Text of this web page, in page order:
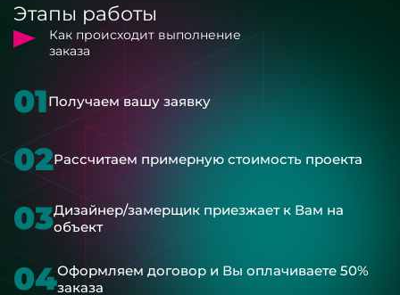
Этапы работы
Как происходит выполнение
заказа
01Получаем вашу заявку
02Рассчитаем примерную стоимость проекта
03Дизайнер/замерщик приезжает к Вам на
объект
04Оформляем договор и Вы оплачиваете 50%
заказа